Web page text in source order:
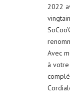
2022
Avec
à